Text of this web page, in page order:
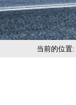
当前的位置: